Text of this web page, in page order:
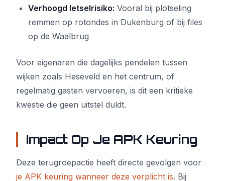
Verhoogd letselrisiko: Vooral bij plotseling
remmen op rotondes in Dukenburg of bij files
op de Waalbrug
Voor eigenaren die dagelijks pendelen tussen
wijken zoals Heseveld en het centrum, of
regelmatig gasten vervoeren, is dit een kritieke
kwestie die geen uitstel duldt.
Impact Op Je APK Keuring
Deze terugroepactie heeft directe gevolgen voor
je APK keuring wanneer deze verplicht is. Bij